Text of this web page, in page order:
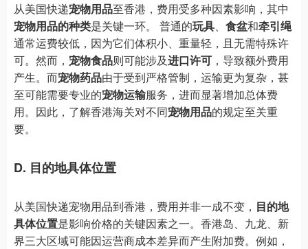
从美国快递宠物用品至香港，费用受多种因素影响，其中
宠物用品的种类是关键一环。 普通的玩具、 食盆和牵引绳
通常运费较低，因为它们体积小、重量轻，且无需特殊许
可。然而， 宠物食品则可能涉及进口许可 ，导致额外费用
产生。而宠物药品由于受到严格管制，运输更为复杂，甚
至可能需要专业的宠物运输服务，进而显著增加总体费
用。因此，了解香港海关对不同宠物用品的规定至关重
要。
D. 目的地具体位置
从美国快递宠物用品到香港，费用并非一成不变， 目的地
具体位置是影响价格的关键因素之一。香港岛、九龙、新
界三大区域可能因运营商成本差异而产生附加费。例如，